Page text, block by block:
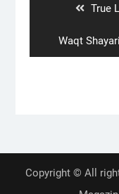
True
Next
post:
Waqt
Copyright © All